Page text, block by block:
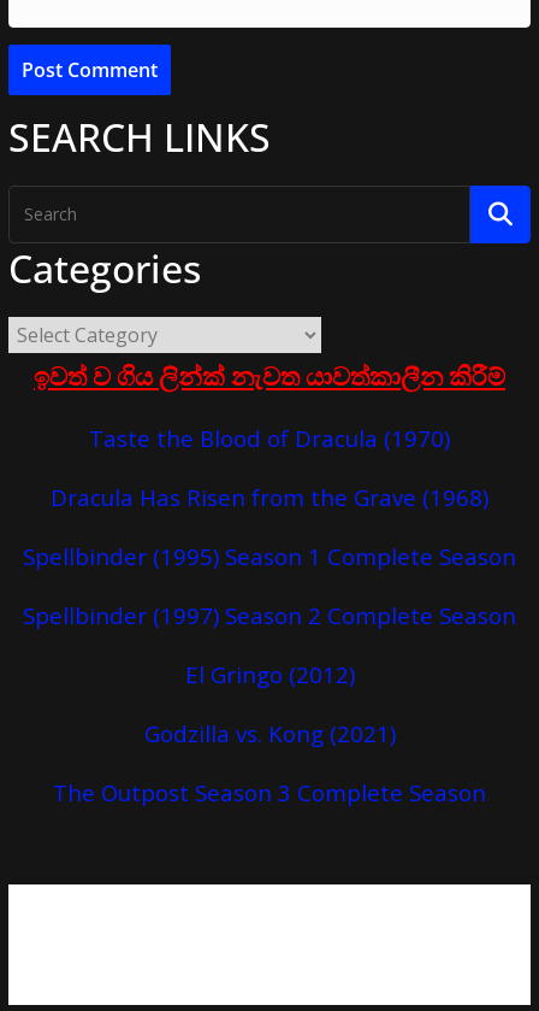
SEARCH LINKS
Categories
ඉවත් ව ගිය ලින්ක් නැවත යාවත්කාලීන කිරීම්
Taste the Blood of Dracula (1970)
Dracula Has Risen from the Grave (1968)
Spellbinder (1995) Season 1 Complete Season
Spellbinder (1997) Season 2 Complete Season
El Gringo (2012)
Godzilla vs. Kong (2021)
The Outpost Season 3 Complete Season